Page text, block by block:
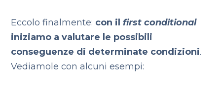
Eccolo finalmente: con ilfirst conditional
iniziamo a valutare le possibili
conseguenze di determinate condizioni.
Vediamole con alcuni esempi: